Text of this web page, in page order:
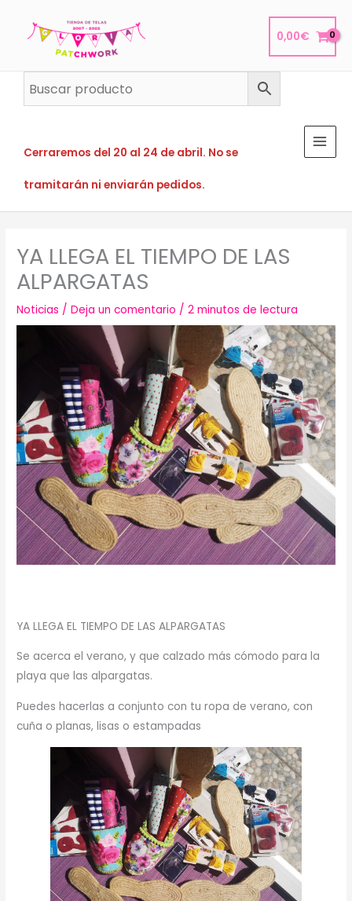
0,00€
Cerraremos del 20 al 24 de abril. No se
tramitarán ni enviarán pedidos.
YA LLEGA EL TIEMPO DE LAS
ALPARGATAS
Noticias /Deja un comentario /2 minutos de lectura
YA LLEGA EL TIEMPO DE LAS ALPARGATAS
Se acerca el verano, y que calzado más cómodo para la
playa que las alpargatas.
Puedes hacerlas a conjunto con tu ropa de verano, con
cuña o planas, lisas o estampadas